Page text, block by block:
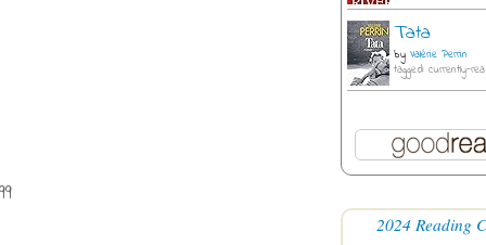
Tata
by Valérie Perrin
tagged: currently-
2024 Reading